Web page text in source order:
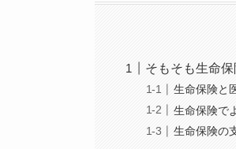
そもそも生命保
生命保険と
生命保険で
生命保険の